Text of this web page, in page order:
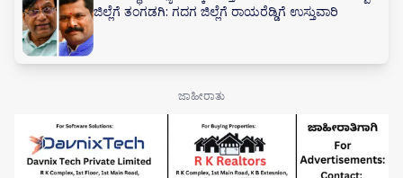
ಜಿಲ್ಲೆಗೆ ತಂಗಡಗಿ: ಗದಗ ಜಿಲ್ಲೆಗೆ ರಾಯರೆಡ್ಡಿಗೆ ಉಸ್ತುವಾರಿ